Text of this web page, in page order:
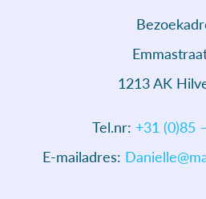
1213 AK
Tel.nr: +31 (0)85
E-mailadres: